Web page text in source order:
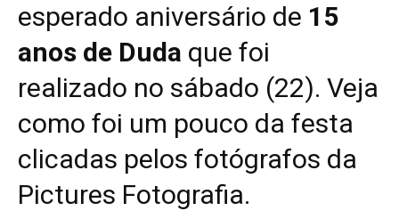
esperado aniversário de 15
anos de Duda que foi
realizado no sábado (22). Veja
como foi um pouco da festa
clicadas pelos fotógrafos da
Pictures Fotografia.